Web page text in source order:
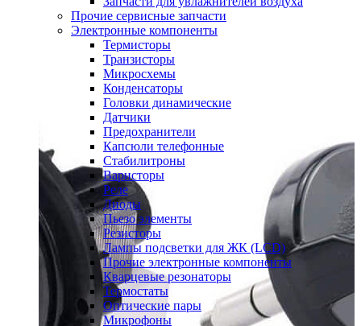
Прочие сервисные запчасти
Электронные компоненты
Термисторы
Транзисторы
Микросхемы
Конденсаторы
Головки динамические
Датчики
Предохранители
Капсюли телефонные
Стабилитроны
Варисторы
Реле
Диоды
Пьезо элементы
Резисторы
Лампы подсветки для ЖК (LCD)
Прочие электронные компоненты
Кварцевые резонаторы
Термостаты
Оптические пары
Микрофоны